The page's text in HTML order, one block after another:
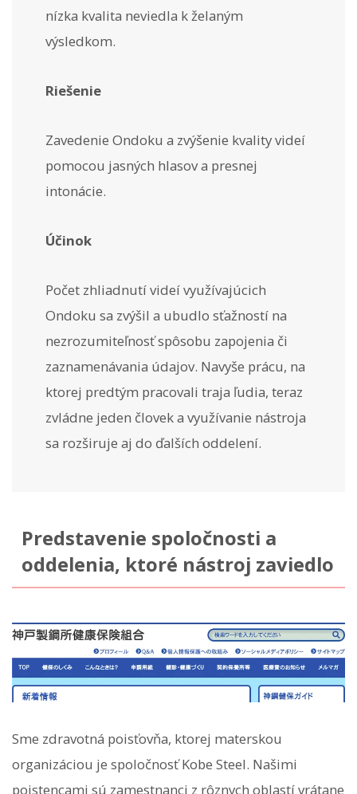
nízka kvalita neviedla k želaným
výsledkom.
Riešenie
Zavedenie Ondoku a zvýšenie kvality videí
pomocou jasných hlasov a presnej
intonácie.
Účinok
Počet zhliadnutí videí využívajúcich
Ondoku sa zvýšil a ubudlo sťažností na
nezrozumiteľnosť spôsobu zapojenia či
zaznamenávania údajov. Navyše prácu, na
ktorej predtým pracovali traja ľudia, teraz
zvládne jeden človek a využívanie nástroja
sa rozširuje aj do ďalších oddelení.
Predstavenie spoločnosti a
oddelenia, ktoré nástroj zaviedlo
Sme zdravotná poisťovňa, ktorej materskou
organizáciou je spoločnosť Kobe Steel. Našimi
poistencami sú zamestnanci z rôznych oblastí vrátane